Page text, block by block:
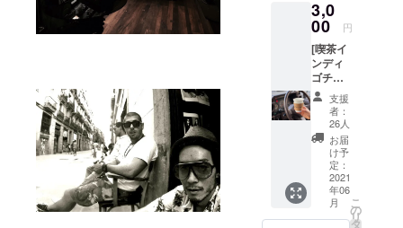
す。
る、こ
のリ
ターン
のため
だけに
焙煎し
て頂い
たオリ
ジナル
ブレン
ド。
「珈琲
と日常
と余
白」が
井尻氏
3,0
00 円
[喫茶イ
ンディ
ゴチ
ケット]
こちら
のチ
ケット
¥3,000
分お好
きな物
をオー
ダー頂
支援
者：
26人
お届
け予
定：
2021
年06
月
こ
の
リ
タ